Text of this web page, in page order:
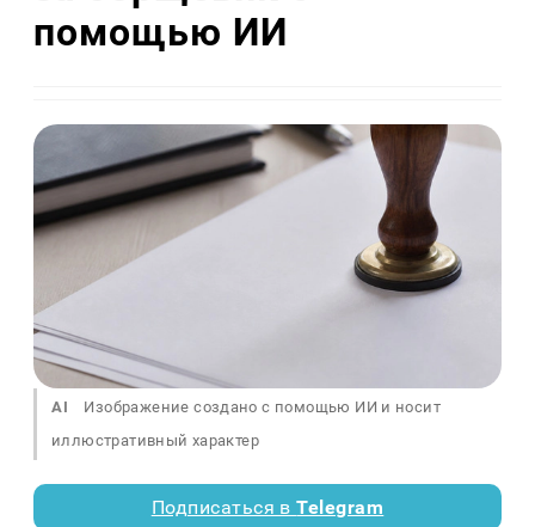
помощью ИИ
AI
Изображение создано с помощью ИИ и носит
иллюстративный характер
Подписаться вTelegram